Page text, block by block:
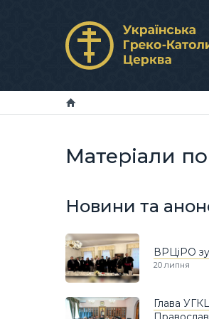
Матеріали
Новини та
ВРЦіРО
20 липня
Глава